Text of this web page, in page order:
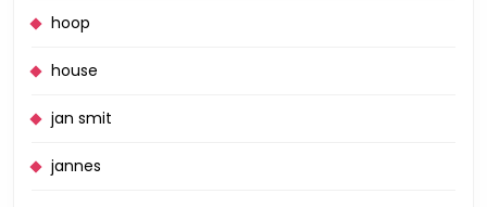
hoop
house
jan smit
jannes